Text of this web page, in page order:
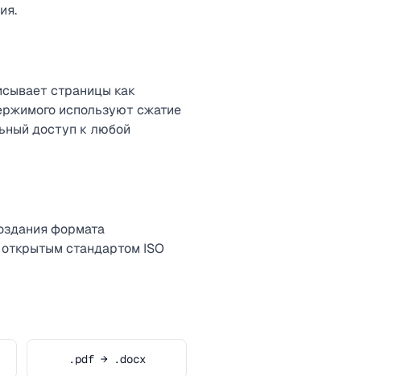
страницы как
используют сжатие
доступ к любой
формата
стандартом ISO
.pdf → .docx